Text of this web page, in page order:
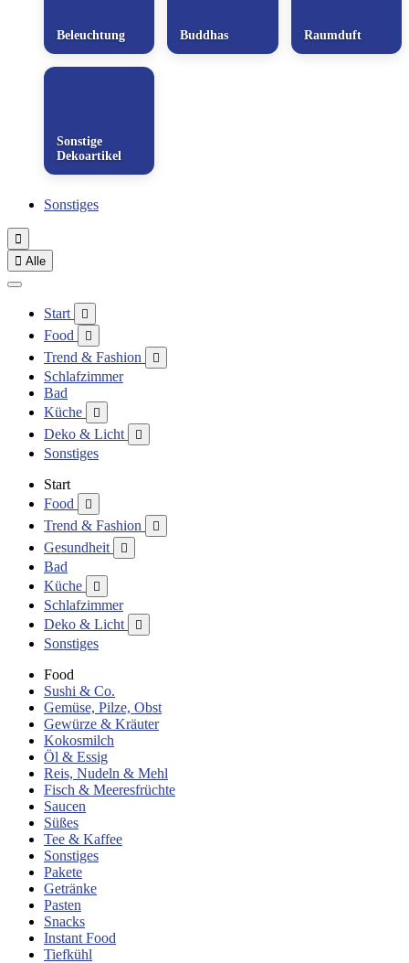
Beleuchtung Buddhas Raumduft
Sonstige
Dekoartikel
Sonstiges

 Alle
Start 
Food 
Trend & Fashion 
Schlafzimmer
Bad
Küche

Deko & Licht 
Sonstiges
Start
Food

Trend & Fashion 
Gesundheit 
Bad
Küche

Schlafzimmer
Deko & Licht

Sonstiges
Food
Sushi & Co.
Gemüse, Pilze, Obst
Gewürze & Kräuter
Kokosmilch
Öl & Essig
Reis, Nudeln & Mehl
Fisch & Meeresfrüchte
Saucen
Süßes
Tee & Kaffee
Sonstiges
Pakete
Getränke
Pasten
Snacks
Instant Food
Tiefkühl